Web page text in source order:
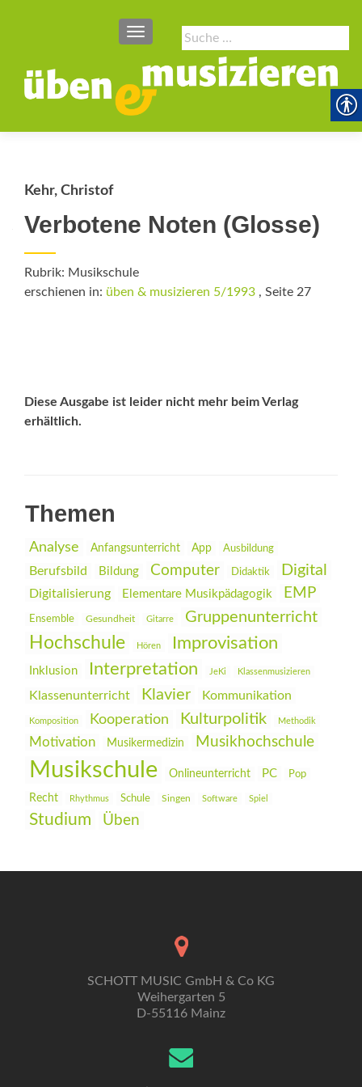
Suche
nach:
SCHALTE NAVIGATION
Kehr, Christof
Verbotene Noten (Glosse)
Rubrik: Musikschule
erschienen in: üben & musizieren 5/1993 , Seite 27
Diese Ausgabe ist leider nicht mehr beim Verlag
erhältlich.
Themen
Analyse Anfangsunterricht App Ausbildung
Berufsbild Bildung Computer Didaktik Digital
Digitalisierung Elementare Musikpädagogik EMP
Ensemble Gesundheit Gitarre Gruppenunterricht
Hochschule Hören Improvisation
Inklusion Interpretation JeKi Klassenmusizieren
Klassenunterricht Klavier Kommunikation
Komposition Kooperation Kulturpolitik Methodik
Motivation Musikermedizin Musikhochschule
Musikschule Onlineunterricht PC Pop
Recht Rhythmus Schule Singen Software Spiel
Studium Üben
SCHOTT MUSIC GmbH & Co KG
Weihergarten 5
D-55116 Mainz